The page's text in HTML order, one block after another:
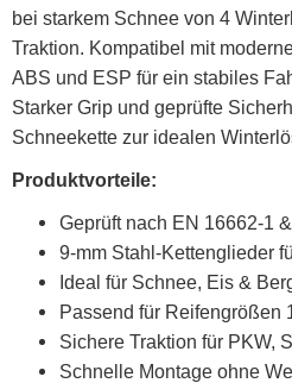
bei starkem Schnee von 4
Traktion. Kompatibel mit
ABS und ESP für ein stabiles
Starker Grip und geprüfte
Schneekette zur idealen
Produktvorteile:
Geprüft nach EN 16662-1
9-mm Stahl-Kettenglieder
Ideal für Schnee, Eis &
Passend für Reifengrößen
Sichere Traktion für PKW,
Schnelle Montage ohne